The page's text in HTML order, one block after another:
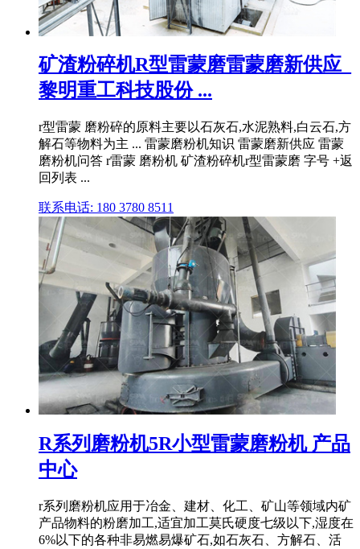
矿渣粉碎机R型雷蒙磨雷蒙磨新供应_
黎明重工科技股份 ...
r型雷蒙 磨粉碎的原料主要以石灰石,水泥熟料,白云石,方
解石等物料为主 ... 雷蒙磨粉机知识 雷蒙磨新供应 雷蒙
磨粉机问答 r雷蒙 磨粉机 矿渣粉碎机r型雷蒙磨 字号 +返
回列表 ...
联系电话: 180 3780 8511
R系列磨粉机5R小型雷蒙磨粉机 产品
中心
r系列磨粉机应用于冶金、建材、化工、矿山等领域内矿
产品物料的粉磨加工,适宜加工莫氏硬度七级以下,湿度在
6%以下的各种非易燃易爆矿石,如石灰石、方解石、活